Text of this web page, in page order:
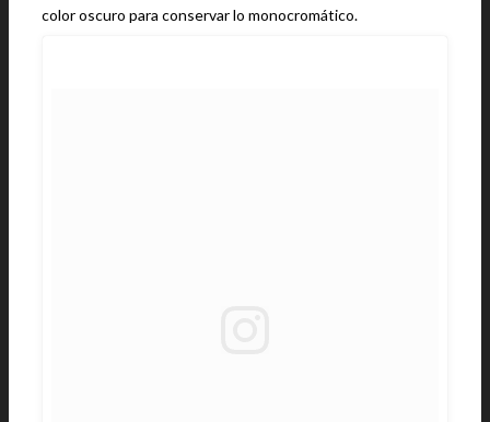
color oscuro para conservar lo monocromático.